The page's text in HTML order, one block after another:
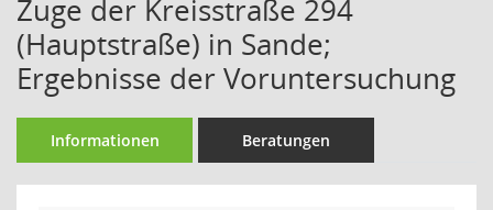
Zuge der Kreisstraße 294
(Hauptstraße) in Sande;
Ergebnisse der Voruntersuchung
Informationen Beratungen